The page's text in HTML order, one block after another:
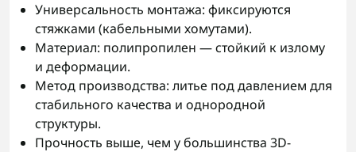
Универсальность монтажа: фиксируются
стяжками (кабельными хомутами).
Материал: полипропилен — стойкий к излому
и деформации.
Метод производства: литье под давлением для
стабильного качества и однородной
структуры.
Прочность выше, чем у большинства 3D-